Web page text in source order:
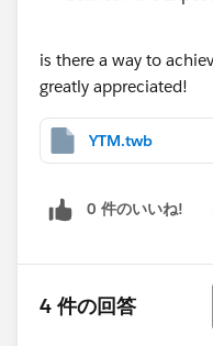
is there a way to
greatly appreciated!
YTM.twb
0 件のいいね!
4 件の回答